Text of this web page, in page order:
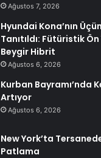
Ağustos 7, 2026
Hyundai Kona’nın
Tanıtıldı: Fütüristik Ön
Beygir Hibrit
Ağustos 6, 2026
Kurban Bayramı’nda
Artıyor
Ağustos 6, 2026
New York’ta
Patlama